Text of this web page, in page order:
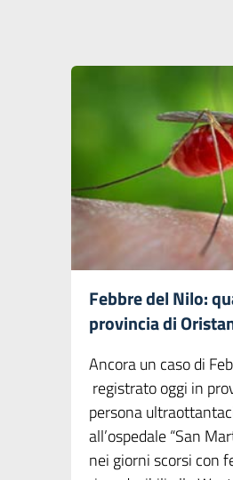
Febbre del Nilo:
provincia di
Ancora un caso di
registrato oggi in
persona
all’ospedale “San
nei giorni scorsi con